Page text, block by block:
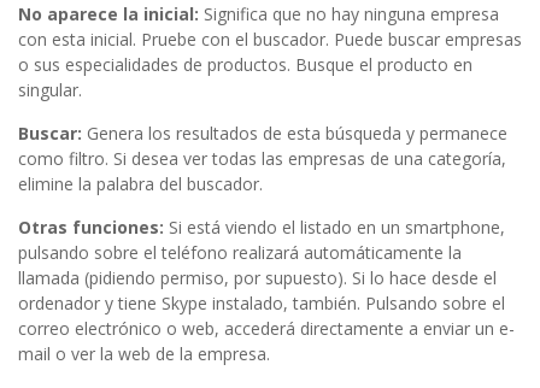
No aparece la inicial: Significa que no hay ninguna empresa
con esta inicial. Pruebe con el buscador. Puede buscar empresas
o sus especialidades de productos. Busque el producto en
singular.
Buscar: Genera los resultados de esta búsqueda y permanece
como filtro. Si desea ver todas las empresas de una categoría,
elimine la palabra del buscador.
Otras funciones: Si está viendo el listado en un smartphone,
pulsando sobre el teléfono realizará automáticamente la
llamada (pidiendo permiso, por supuesto). Si lo hace desde el
ordenador y tiene Skype instalado, también. Pulsando sobre el
correo electrónico o web, accederá directamente a enviar un e-
mail o ver la web de la empresa.